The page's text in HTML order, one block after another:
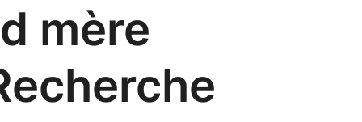
mère